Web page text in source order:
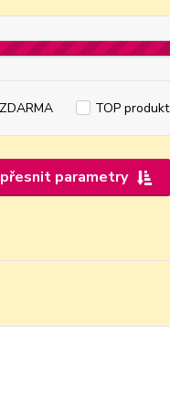
parametry
TOP produkt